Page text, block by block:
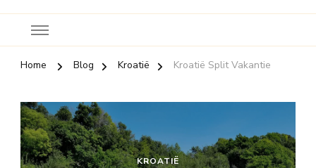
Home Blog Kroatië Kroatië Split Vakantie
KROATIË